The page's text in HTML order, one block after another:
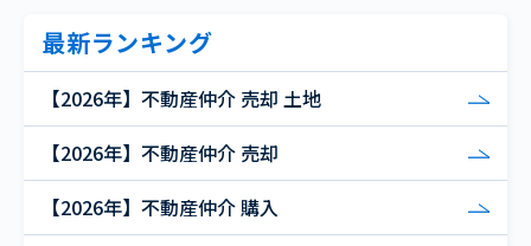
最新ランキング
【2026年】不動産仲介 売却 土地
【2026年】不動産仲介 売却
【2026年】不動産仲介 購入